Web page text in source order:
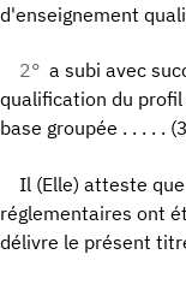
d'enseignement
2° a subi avec
qualification du
base groupée . . . . .
Il (Elle) atteste
réglementaires ont
délivre le présent